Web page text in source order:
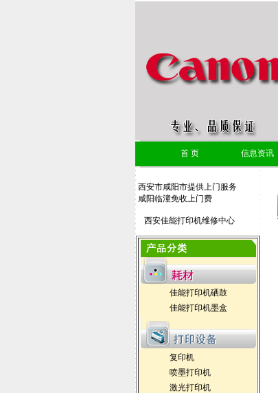
首 页 信息资讯
西安市咸阳市提供上门服务
咸阳临潼免收上门费
西安佳能打印机维修中心
专业从事CANON打印机维修
佳能打印机专卖店，硒鼓，墨盒
专卖店
硒鼓加粉及各种品牌，传真机，
多功能一体机
激光打印机维修,打印机报价,硒鼓
报价,价格
提供西安佳能打印机加粉，售后
客服技术服务
佳能打印机硒鼓
佳能打印机墨盒
复印机
喷墨打印机
激光打印机